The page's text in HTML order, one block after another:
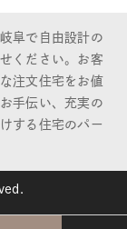
阜で自由設計の
ください。お客
注文住宅をお値
手伝い、充実の
する住宅のパー